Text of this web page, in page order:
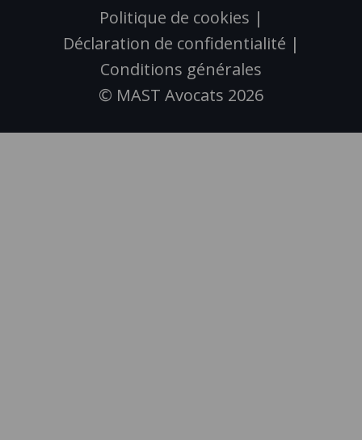
Politique de cookies |
Déclaration de confidentialité |
Conditions générales
© MAST Avocats 2026